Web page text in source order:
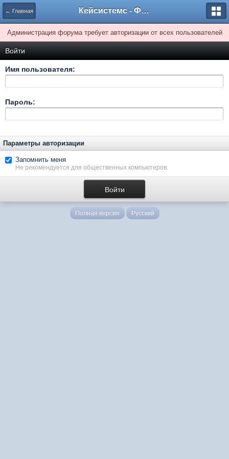
← Главная Кейсистемс - Форумы
Администрация форума требует авторизации от всех пользователей
Войти
Имя пользователя:
Пароль:
Параметры авторизации
Запомнить меня
Не рекомендуется для общественных компьютеров.
Полная версия Русский